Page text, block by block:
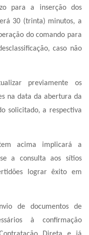
para a inserção dos
30 (trinta) minutos, a
do comando para
caso não
previamente os
na data da abertura da
solicitado, a respectiva
acima implicará a
a consulta aos sítios
lograr êxito em
de documentos de
à confirmação